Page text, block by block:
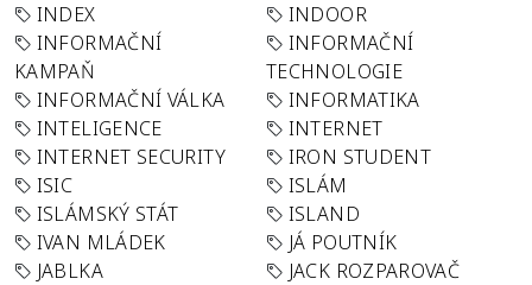
INDEX
INDOOR
INFORMAČNÍ
KAMPAŇ
INFORMAČNÍ
TECHNOLOGIE
INFORMAČNÍ VÁLKA
INFORMATIKA
INTELIGENCE
INTERNET
INTERNET SECURITY
IRON STUDENT
ISIC
ISLÁM
ISLÁMSKÝ STÁT
ISLAND
IVAN MLÁDEK
JÁ POUTNÍK
JABLKA
JACK ROZPAROVAČ